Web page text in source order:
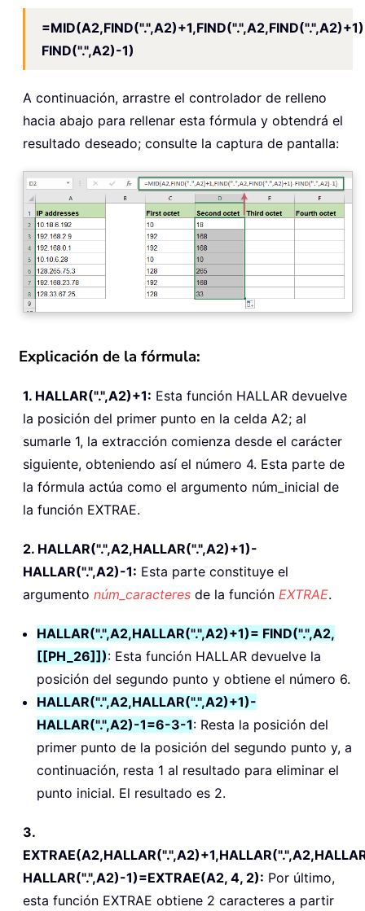
FIND(".",A2)-1)
A continuación, arrastre el controlador de relleno
hacia abajo para rellenar esta fórmula y obtendrá el
resultado deseado; consulte la captura de pantalla:
Explicación de la fórmula:
1. HALLAR(".",A2)+1: Esta función HALLAR devuelve
la posición del primer punto en la celda A2; al
sumarle 1, la extracción comienza desde el carácter
siguiente, obteniendo así el número 4. Esta parte de
la fórmula actúa como el argumento núm_inicial de
la función EXTRAE.
2. HALLAR(".",A2,HALLAR(".",A2)+1)-
HALLAR(".",A2)-1: Esta parte constituye el
argumento núm_caracteres de la función EXTRAE.
HALLAR(".",A2,HALLAR(".",A2)+1)= FIND(".",A2,
[[PH_26]]): Esta función HALLAR devuelve la
posición del segundo punto y obtiene el número 6.
HALLAR(".",A2,HALLAR(".",A2)+1)-
HALLAR(".",A2)-1=6-3-1: Resta la posición del
primer punto de la posición del segundo punto y, a
continuación, resta 1 al resultado para eliminar el
punto inicial. El resultado es 2.
3.
HALLAR(".",A2)-1)=EXTRAE(A2, 4, 2): Por último,
esta función EXTRAE obtiene 2 caracteres a partir